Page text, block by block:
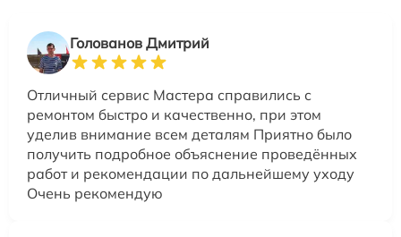
Голованов Дмитрий
Отличный сервис Мастера справились с
ремонтом быстро и качественно, при этом
уделив внимание всем деталям Приятно было
получить подробное объяснение проведённых
работ и рекомендации по дальнейшему уходу
Очень рекомендую